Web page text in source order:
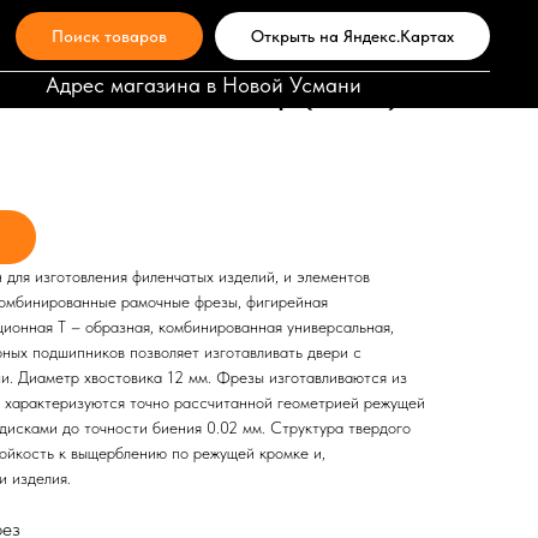
Поиск товаров Открыть на Яндекс.Картах
Адрес магазина в Новой Усмани
(6 шт; хвостовик 12 мм) для
изделий Энкор (10620)
изготовления филенчатых изделий, и элементов
рамочные фрезы, фигирейная
T – образная, комбинированная универсальная,
подшипников позволяет изготавливать двери с
Диаметр хвостовика 12 мм. Фрезы изготавливаются из
точно рассчитанной геометрией режущей
до точности биения 0.02 мм. Структура твердого
к выщерблению по режущей кромке и,
изделия.